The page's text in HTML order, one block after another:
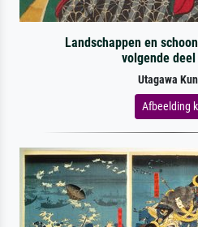
Landschappen en
volgende
Utagawa
Afbeelding